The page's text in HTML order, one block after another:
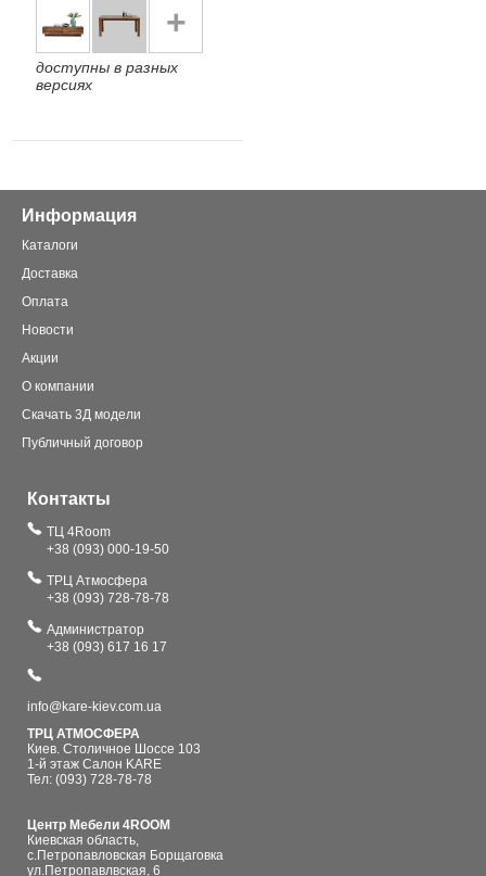
+
доступны в разных
версиях
Информация
Каталоги
Доставка
Оплата
Новости
Акции
О компании
Скачать 3Д модели
Публичный договор
Контакты
ТЦ 4Room
+38 (093) 000-19-50
ТРЦ Атмосфера
+38 (093) 728-78-78
Администратор
+38 (093) 617 16 17
info@kare-kiev.com.ua
ТРЦ АТМОСФЕРА
Киев. Столичное Шоссе 103
1-й этаж Салон KARE
Тел: (093) 728-78-78
Центр Мебели 4ROOM
Киевская область,
с.Петропавловская Борщаговка
ул.Петропавлвская, 6